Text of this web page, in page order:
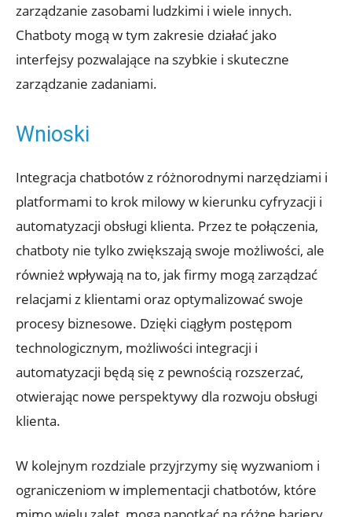
zarządzanie zasobami ludzkimi i wiele innych.
Chatboty mogą w tym zakresie działać jako
interfejsy pozwalające na szybkie i skuteczne
zarządzanie zadaniami.
Wnioski
Integracja chatbotów z różnorodnymi narzędziami i
platformami to krok milowy w kierunku cyfryzacji i
automatyzacji obsługi klienta. Przez te połączenia,
chatboty nie tylko zwiększają swoje możliwości, ale
również wpływają na to, jak firmy mogą zarządzać
relacjami z klientami oraz optymalizować swoje
procesy biznesowe. Dzięki ciągłym postępom
technologicznym, możliwości integracji i
automatyzacji będą się z pewnością rozszerzać,
otwierając nowe perspektywy dla rozwoju obsługi
klienta.
W kolejnym rozdziale przyjrzymy się wyzwaniom i
ograniczeniom w implementacji chatbotów, które